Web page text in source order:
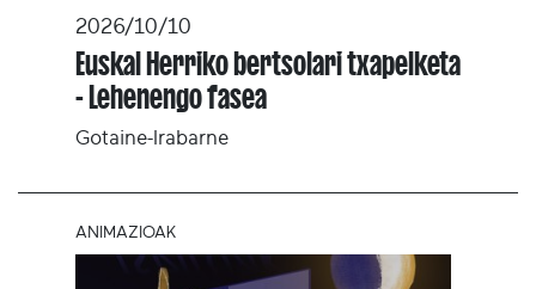
2026/10/10
Euskal Herriko bertsolari txapelketa
- Lehenengo fasea
Gotaine-Irabarne
ANIMAZIOAK